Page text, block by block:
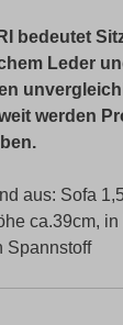
bedeutet
Leder
werden
aus: Sofa
ca.39cm,
Spannstoff